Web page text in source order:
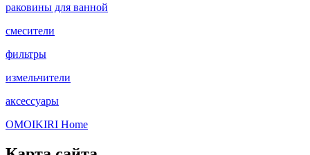
раковины для ванной
смесители
фильтры
измельчители
аксессуары
OMOIKIRI Home